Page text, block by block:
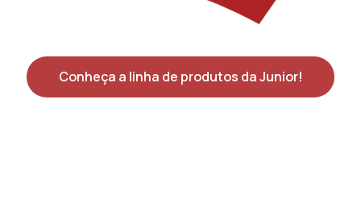
Conheça a linha de produtos da Junior!